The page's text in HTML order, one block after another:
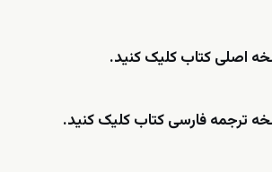
اصلی کتاب کلیک کنید.
ترجمه فارسی کتاب کلیک کنید.